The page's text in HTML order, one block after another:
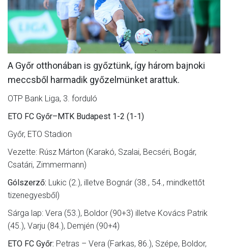
MÉRKŐZÉSEK
KLUB
GALÉRIA
SZURKOLÓI ÉLMÉNYEK
A Győr otthonában is győztünk, így három bajnoki
meccsből harmadik győzelmünket arattuk.
OTP Bank Liga, 3. forduló
ETO FC Győr–MTK Budapest 1-2 (1-1)
Győr, ETO Stadion
Vezette: Rúsz Márton (Karakó, Szalai, Becséri, Bogár,
Csatári, Zimmermann)
Gólszerző: Lukic (2.), illetve Bognár (38., 54., mindkettőt
tizenegyesből)
Sárga lap: Vera (53.), Boldor (90+3) illetve Kovács Patrik
(45.), Varju (84.), Demjén (90+4)
ETO FC Győr: Petras – Vera (Farkas, 86.), Szépe, Boldor,